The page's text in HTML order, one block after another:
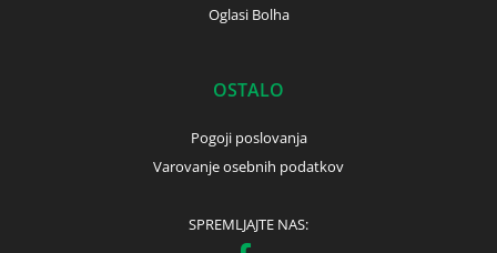
Oglasi Bolha
OSTALO
Pogoji poslovanja
Varovanje osebnih podatkov
SPREMLJAJTE NAS: